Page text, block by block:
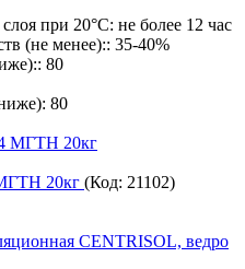
при 20°C: не более 12 час
(не менее):: 35-40%
: 80
: 80
20кг (Код: 21102)